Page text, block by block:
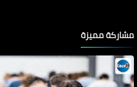
مشاركة مميزة